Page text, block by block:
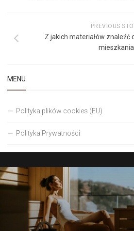
PREVIOUS
Z jakich materiałów znaleźć
mieszkania
MENU
Polityka plików cookies (EU)
Polityka Prywatności